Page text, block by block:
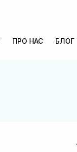
ПРО НАС БЛОГ